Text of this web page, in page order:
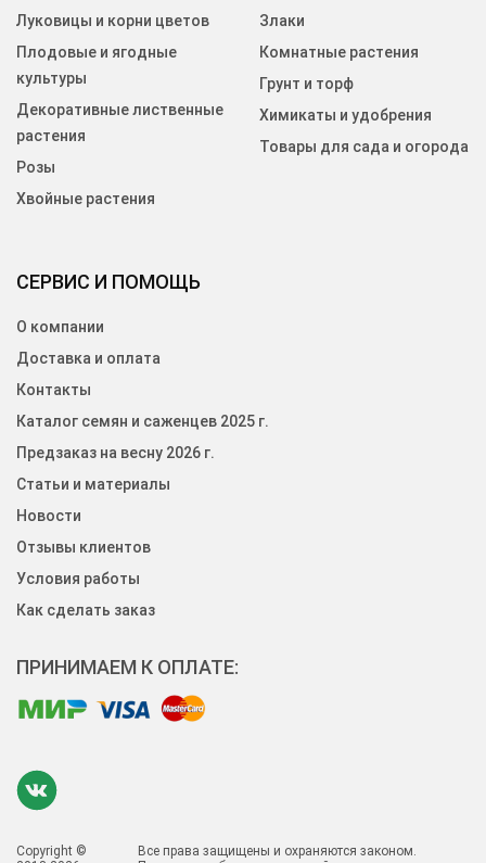
СЕРВИС И ПОМОЩЬ
О компании
Доставка и оплата
Контакты
Каталог семян и саженцев 2025 г.
Предзаказ на весну 2026 г.
Статьи и материалы
Новости
Отзывы клиентов
Условия работы
Как сделать заказ
Луковицы и корни цветов
Плодовые и ягодные
культуры
Декоративные лиственные
растения
Розы
Хвойные растения
Злаки
Комнатные растения
Грунт и торф
Химикаты и удобрения
Товары для сада и огорода
ПРИНИМАЕМ К ОПЛАТЕ:
Copyright ©
Все права защищены и охраняются законом.